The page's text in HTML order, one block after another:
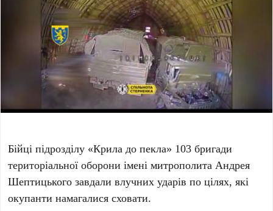
Бійці підрозділу «Крила до пекла» 103 бригади
територіальної оборони імені митрополита Андрея
Шептицького завдали влучних ударів по цілях, які
окупанти намагалися сховати.